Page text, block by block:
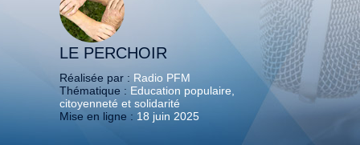
LE PERCHOIR
Réalisée par : Radio PFM
Thématique : Education populaire,
citoyenneté et solidarité
Mise en ligne : 18 juin 2025